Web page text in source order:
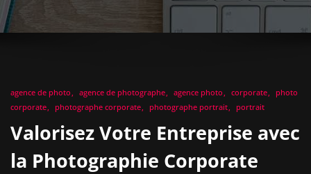
agence de photo agence de photographe agence photo corporate
photo
corporate
photographe corporate photographe portrait portrait
Valorisez Votre Entreprise avec
la Photographie Corporate